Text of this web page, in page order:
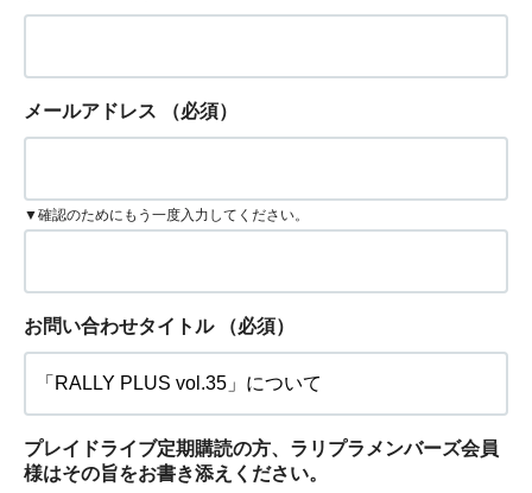
メールアドレス （必須）
▼確認のためにもう一度入力してください。
お問い合わせタイトル （必須）
プレイドライブ定期購読の方、ラリプラメンバーズ会員
様はその旨をお書き添えください。